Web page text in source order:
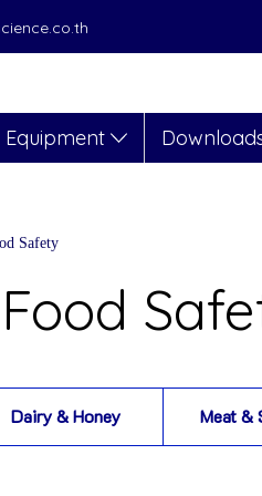
Equipment
Safety
Food
Dairy & Honey Meat &